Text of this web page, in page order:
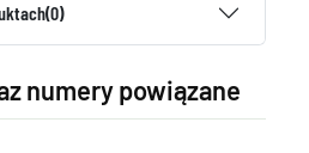
(0)
numery powiązane